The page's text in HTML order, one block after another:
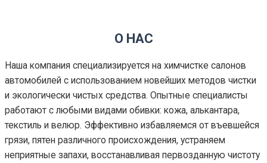
О НАС
Наша компания специализируется на химчистке салонов
автомобилей с использованием новейших методов чистки
и экологически чистых средства. Опытные специалисты
работают с любыми видами обивки: кожа, алькантара,
текстиль и велюр. Эффективно избавляемся от въевшейся
грязи, пятен различного происхождения, устраняем
неприятные запахи, восстанавливая первозданную чистоту